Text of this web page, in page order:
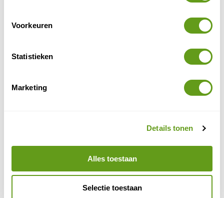
Voorkeuren
Statistieken
Marketing
Details tonen
Alles toestaan
Selectie toestaan
© Naturescanner Valerie
De Haan heeft geen treinstation en daardoor wordt
ademt rust en heeft een heel groen karakter. Het
bossen maken het een paradijs voor wandelaars en
fietsers. De sfeer is gemoedelijk en gezinsvriendelijk,